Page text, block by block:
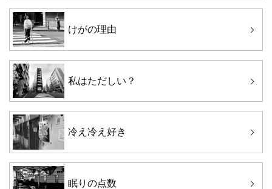
けがの理由
私はただしい？
冷え冷え好き
眠りの点数